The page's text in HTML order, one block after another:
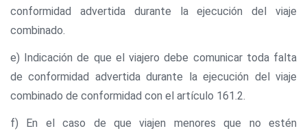
conformidad advertida durante la ejecución del viaje
combinado.
e) Indicación de que el viajero debe comunicar toda falta
de conformidad advertida durante la ejecución del viaje
combinado de conformidad con el artículo 161.2.
f) En el caso de que viajen menores que no estén